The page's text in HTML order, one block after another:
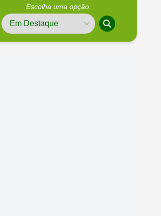
Escolha uma opção.